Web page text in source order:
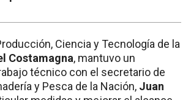
Ciencia y Tecnología de la
Costamagna, mantuvo un
técnico con el secretario de
y Pesca de la Nación, Juan